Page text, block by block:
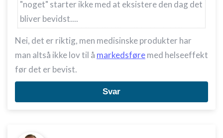
"noget" starter ikke med at eksistere den dag det
bliver bevidst....
Nei, det er riktig, men medisinske produkter har
man altså ikke lov til å markedsføremed helseeffekt
før det er bevist.
Svar